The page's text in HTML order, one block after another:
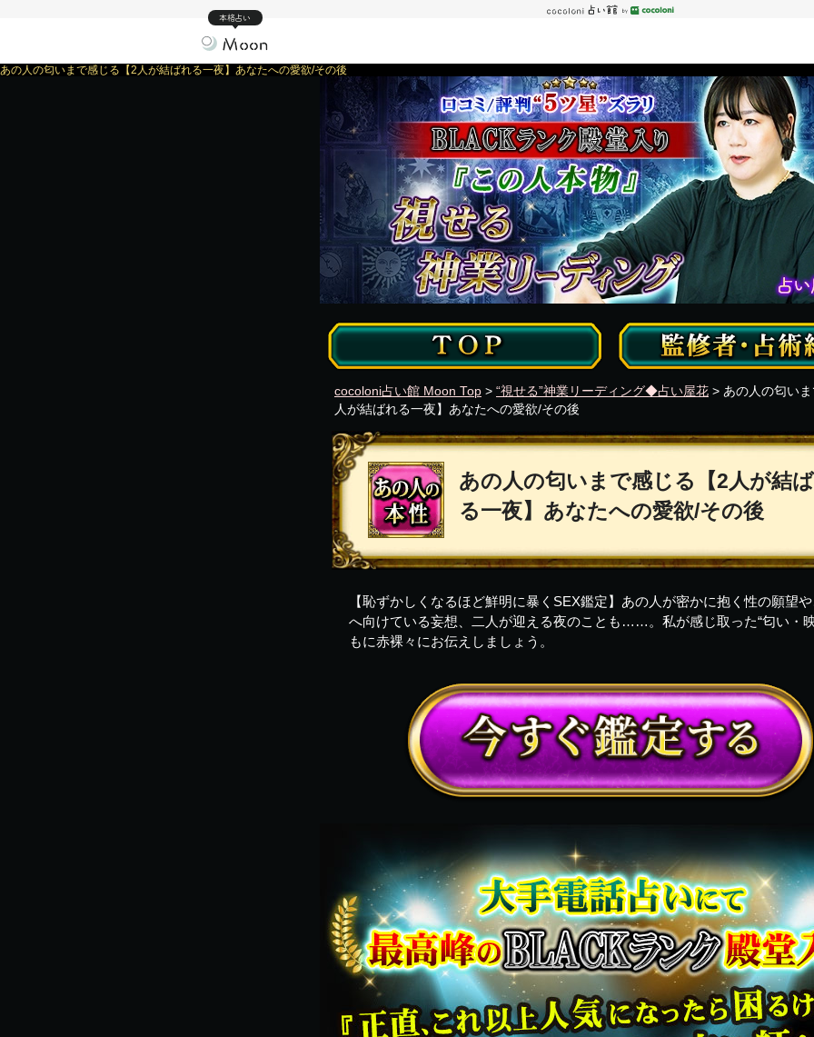
本格占い
あの人の匂いまで感じる【2人が結ばれる一夜】あなたへの愛欲/その後
cocoloni占い館 Moon Top > “視せる”神業リーディング◆占い屋花 > あの人の匂い
人が結ばれる一夜】あなたへの愛欲/その後
あの人の匂いまで感じる【2人が結
る一夜】あなたへの愛欲/その後
【恥ずかしくなるほど鮮明に暴くSEX鑑定】あの人が密かに抱く性の願望
へ向けている妄想、二人が迎える夜のことも……。私が感じ取った“匂い・
もに赤裸々にお伝えしましょう。